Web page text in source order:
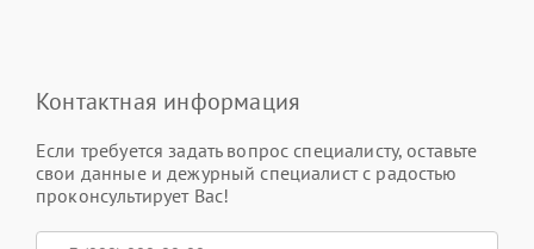
Контактная информация
Если требуется задать вопрос специалисту, оставьте
свои данные и дежурный специалист с радостью
проконсультирует Вас!